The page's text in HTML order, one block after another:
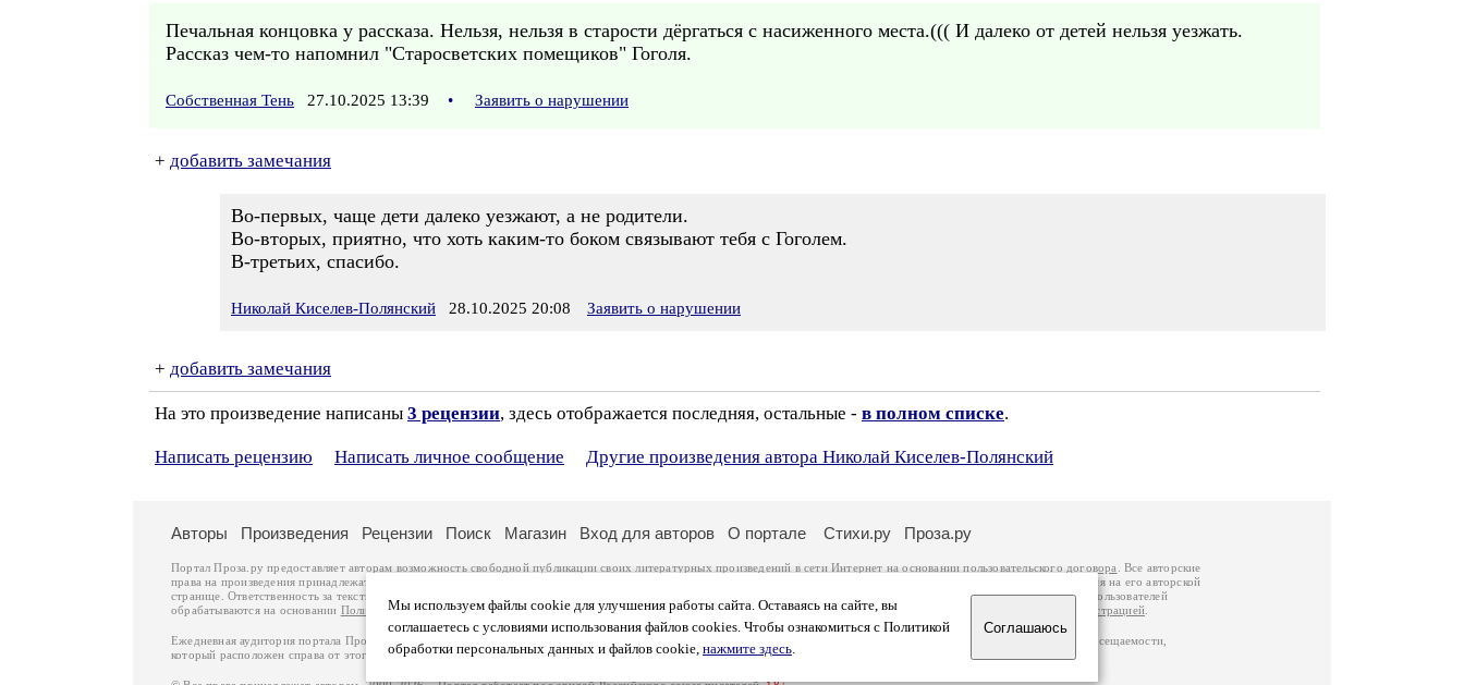
Печальная концовка у рассказа. Нельзя, нельзя в старости дёргаться с насиженного места.((( И далеко от детей нельзя уезжать.
Рассказ чем-то напомнил "Старосветских помещиков" Гоголя.
Собственная Тень 27.10.2025 13:39 • Заявить о нарушении
+ добавить замечания
Во-первых, чаще дети далеко уезжают, а не родители.
Во-вторых, приятно, что хоть каким-то боком связывают тебя с Гоголем.
В-третьих, спасибо.
Николай Киселев-Полянский 28.10.2025 20:08 Заявить о нарушении
+ добавить замечания
На это произведение написаны 3 рецензии, здесь отображается последняя, остальные - в полном списке.
Написать рецензию Написать личное сообщение Другие произведения автора Николай Киселев-Полянский
Мы используем файлы cookie для улучшения работы сайта. Оставаясь на сайте, вы
соглашаетесь с условиями использования файлов cookies. Чтобы ознакомиться с Политикой
обработки персональных данных и файлов cookie, нажмите здесь.
Соглашаюсь
Авторы Произведения Рецензии Поиск Магазин Вход для авторов О портале Стихи.ру Проза.ру
Портал Проза.ру предоставляет авторам возможность свободной публикации своих литературных произведений в сети Интернет на основаниипользовательского договора
. Все авторские
права на произведения принадлежат авторам и охраняются
. Перепечатка произведений возможна только с согласия его автора, к которому вы можете обратиться на его авторской
странице. Ответственность за тексты произведений авторы несут самостоятельно на основании
законодательства Российской Федерации. Данные пользователей
обрабатываются на основании Политики обработки персональных данных. Вы также можете посмотреть более подробнуюинформацию о портале связаться с администрацией
Ежедневная аудитория портала Проза.ру – порядка 100 тысяч посетителей, которые в общей сумме просматривают более полумиллиона страниц по данным счетчика посещаемости,
который расположен справа от этого текста. В каждой графе указано по две цифры: количество просмотров и количество посетителей.